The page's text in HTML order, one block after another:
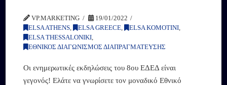
VP.MARKETING
19/01/2022
ELSA ATHENS, ELSA GREECE, ELSA KOMOTINI,
ELSA THESSALONIKI,
ΕΘΝΙΚΟΣ ΔΙΑΓΩΝΙΣΜΟΣ ΔΙΑΠΡΑΓΜΑΤΕΥΣΗΣ
Οι ενημερωτικές εκδηλώσεις του 8ου ΕΔΕΔ είναι
γεγονός! Ελάτε να γνωρίσετε τον μοναδικό Εθνικό